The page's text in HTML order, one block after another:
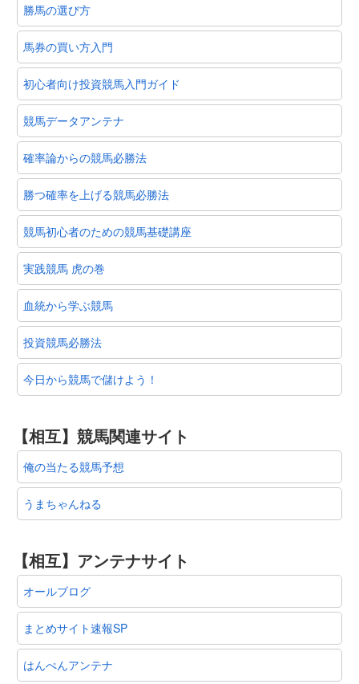
勝馬の選び方
馬券の買い方入門
初心者向け投資競馬入門ガイド
競馬データアンテナ
確率論からの競馬必勝法
勝つ確率を上げる競馬必勝法
競馬初心者のための競馬基礎講座
実践競馬 虎の巻
血統から学ぶ競馬
投資競馬必勝法
今日から競馬で儲けよう！
【相互】競馬関連サイト
俺の当たる競馬予想
うまちゃんねる
【相互】アンテナサイト
オールブログ
まとめサイト速報SP
はんぺんアンテナ